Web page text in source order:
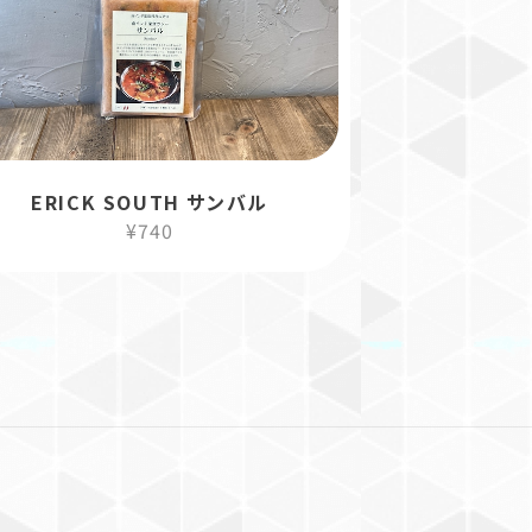
ERICK SOUTH サンバル
¥740